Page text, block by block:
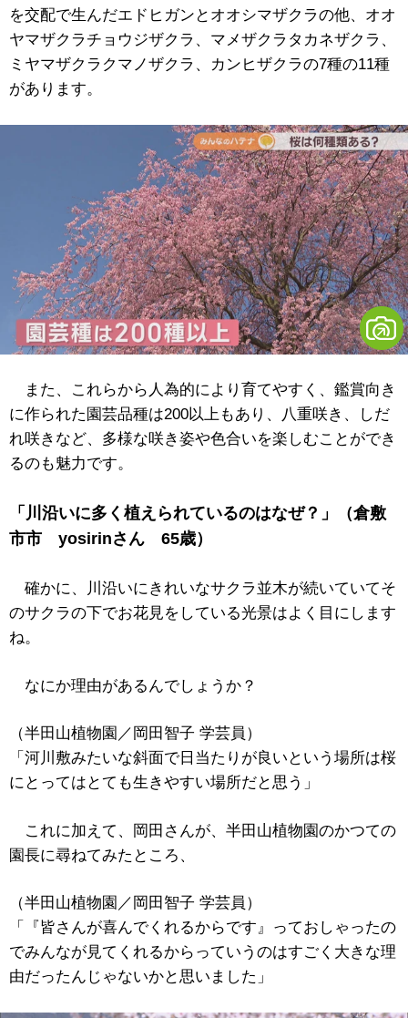
を交配で生んだエドヒガンとオオシマザクラの他、オオ
ヤマザクラチョウジザクラ、マメザクラタカネザクラ、
ミヤマザクラクマノザクラ、カンヒザクラの7種の11種
があります。
また、これらから人為的により育てやすく、鑑賞向き
に作られた園芸品種は200以上もあり、八重咲き、しだ
れ咲きなど、多様な咲き姿や色合いを楽しむことができ
るのも魅力です。
「川沿いに多く植えられているのはなぜ？」（倉敷
市市 yosirinさん 65歳）
確かに、川沿いにきれいなサクラ並木が続いていてそ
のサクラの下でお花見をしている光景はよく目にします
ね。
なにか理由があるんでしょうか？
（半田山植物園／岡田智子 学芸員）
「河川敷みたいな斜面で日当たりが良いという場所は桜
にとってはとても生きやすい場所だと思う」
これに加えて、岡田さんが、半田山植物園のかつての
園長に尋ねてみたところ、
（半田山植物園／岡田智子 学芸員）
「『皆さんが喜んでくれるからです』っておしゃったの
でみんなが見てくれるからっていうのはすごく大きな理
由だったんじゃないかと思いました」